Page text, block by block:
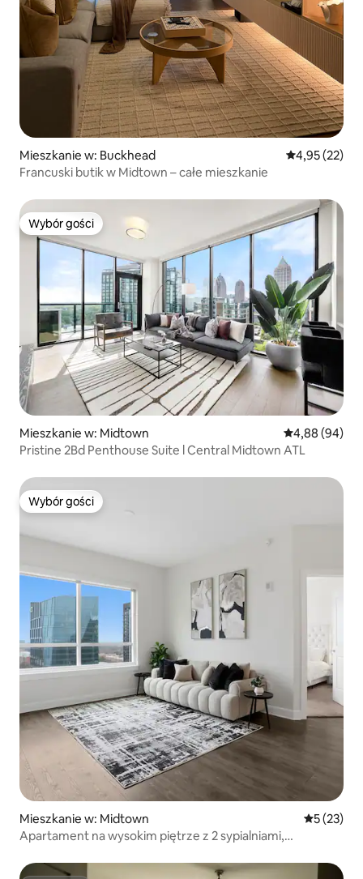
Mieszkanie w: Buckhead Średnia
4,95 (22)
Francuski butik w Midtown – całe mieszkanie
Wybór gości
Wybór gości
Mieszkanie w: Midtown Średnia
4,88 (94)
Pristine 2Bd Penthouse Suite l Central Midtown ATL
Wybór gości
Wybór gości
Mieszkanie w: Midtown Średnia
5 (23)
Apartament na wysokim piętrze z 2 sypialniami,